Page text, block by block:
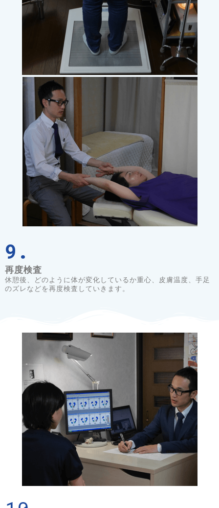
9.
再度検査
休憩後、どのように体が変化しているか重心、皮膚温度、手足
のズレなどを再度検査していきます。